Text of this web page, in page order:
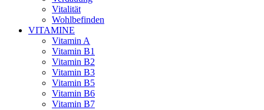
Vitalität
Wohlbefinden
VITAMINE
Vitamin A
Vitamin B1
Vitamin B2
Vitamin B3
Vitamin B5
Vitamin B6
Vitamin B7